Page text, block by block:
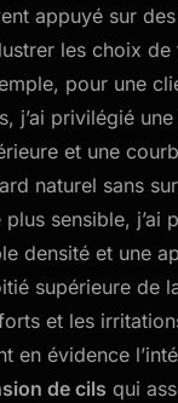
appuyé sur
les choix de
pour une
j’ai privilégié
et une
naturel sans
sensible, j’ai
densité et une
supérieure de
et les
en évidence
de cils qui